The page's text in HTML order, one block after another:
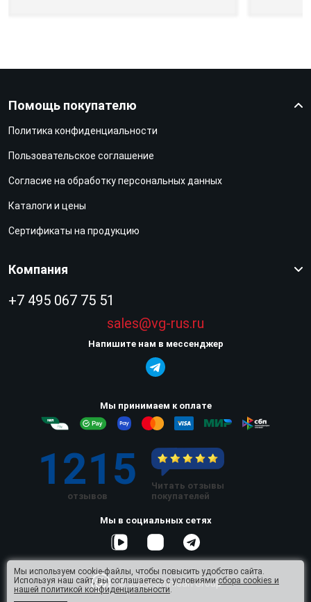
Помощь покупателю
Политика конфиденциальности
Пользовательское соглашение
Согласие на обработку персональных данных
Каталоги и цены
Сертификаты на продукцию
Компания
+7 495 067 75 51
sales@vg-rus.ru
Напишите нам в мессенджер
Мы принимаем к оплате
1215
отзывов
Читать отзывы
покупателей
Мы в социальных сетях
© 2026 Omnisan Group
Мы используем cookie-файлы, чтобы повысить удобство сайта.
Используя наш сайт, вы соглашаетесь с условиямисбора cookies и
нашей политикой конфиденциальности.